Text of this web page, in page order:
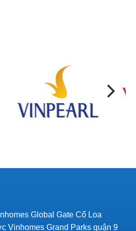
Global Gate Cổ Loa
Vinhomes Grand Parks quận 9